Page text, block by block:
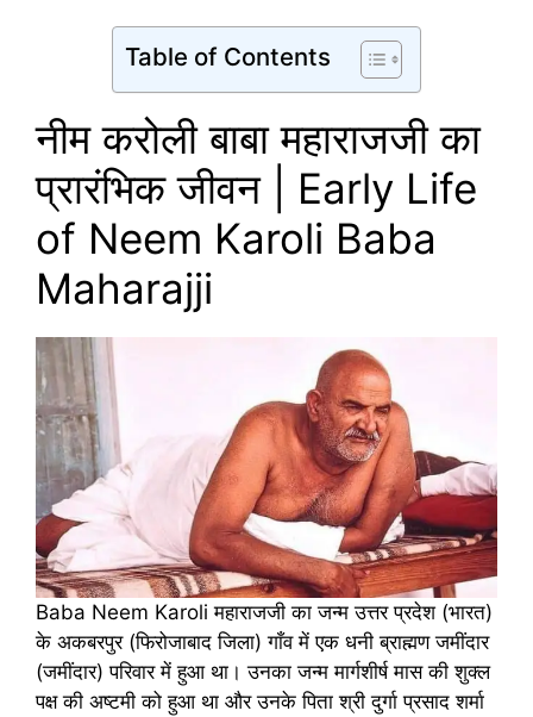
Table of Contents
नीम करोली बाबा महाराजजी का
प्रारंभिक जीवन | Early Life
of Neem Karoli Baba
Maharajji
Baba Neem Karoli महाराजजी का जन्म उत्तर प्रदेश (भारत)
के अकबरपुर (फिरोजाबाद जिला) गाँव में एक धनी ब्राह्मण जमींदार
(जमींदार) परिवार में हुआ था। उनका जन्म मार्गशीर्ष मास की शुक्ल
पक्ष की अष्टमी को हुआ था और उनके पिता श्री दुर्गा प्रसाद शर्मा